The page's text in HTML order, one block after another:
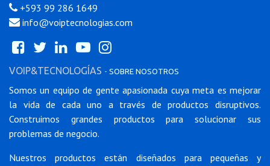
+593 99 286 1649
info@voiptecnologias.com
VOIP&TECNOLOGÍAS - SOBRE NOSOTROS
Somos un equipo de gente apasionada cuya meta es mejorar
la vida de cada uno a través de productos disruptivos.
Construimos grandes productos para solucionar sus
problemas de negocio.
Nuestros productos están diseñados para pequeñas y